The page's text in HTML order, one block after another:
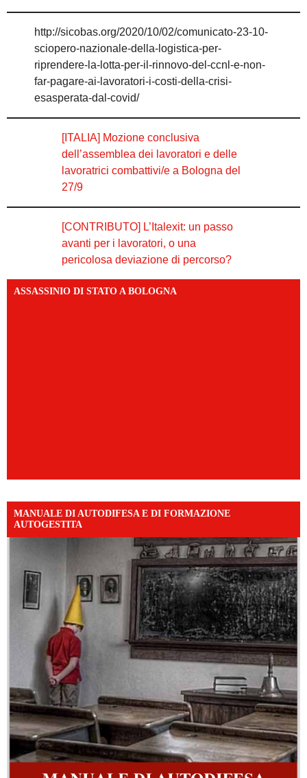
http://sicobas.org/2020/10/02/comunicato-23-10-
sciopero-nazionale-della-logistica-per-
riprendere-la-lotta-per-il-rinnovo-del-ccnl-e-non-
far-pagare-ai-lavoratori-i-costi-della-crisi-
esasperata-dal-covid/
[ITALIA] Mozione conclusiva
dell’assemblea dei lavoratori e delle
lavoratrici combattivi/e a Bologna del
27/9
[CONTRIBUTO] L’Italexit: un passo
avanti per i lavoratori, o una
pericolosa deviazione di percorso?
ASSASSINIO DI STATO A BOLOGNA
MANUALE DI AUTODIFESA E DI FORMAZIONE
AUTOGESTITA